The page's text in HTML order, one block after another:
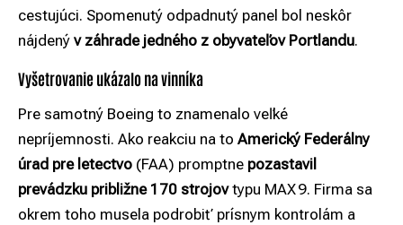
cestujúci. Spomenutý odpadnutý panel bol neskôr
nájdený v záhrade jedného z obyvateľov Portlandu.
Vyšetrovanie ukázalo na vinníka
Pre samotný Boeing to znamenalo veľké
nepríjemnosti. Ako reakciu na to Americký Federálny
úrad pre letectvo (FAA) promptne pozastavil
prevádzku približne 170 strojovtypu MAX 9. Firma sa
okrem toho musela podrobiť prísnym kontrolám a